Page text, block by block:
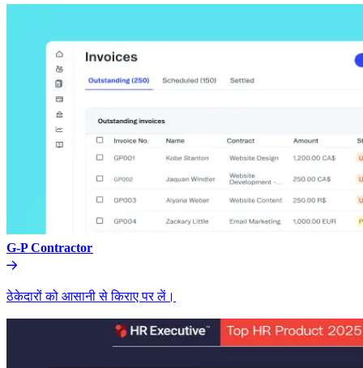
G-P Contractor​​
ठेकेदारों को आसानी से किराए पर लें।​​